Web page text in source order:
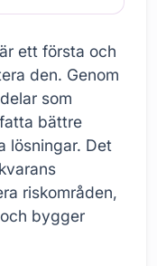
är ett första och
den. Genom
som
bättre
lösningar. Det
riskområden,
bygger